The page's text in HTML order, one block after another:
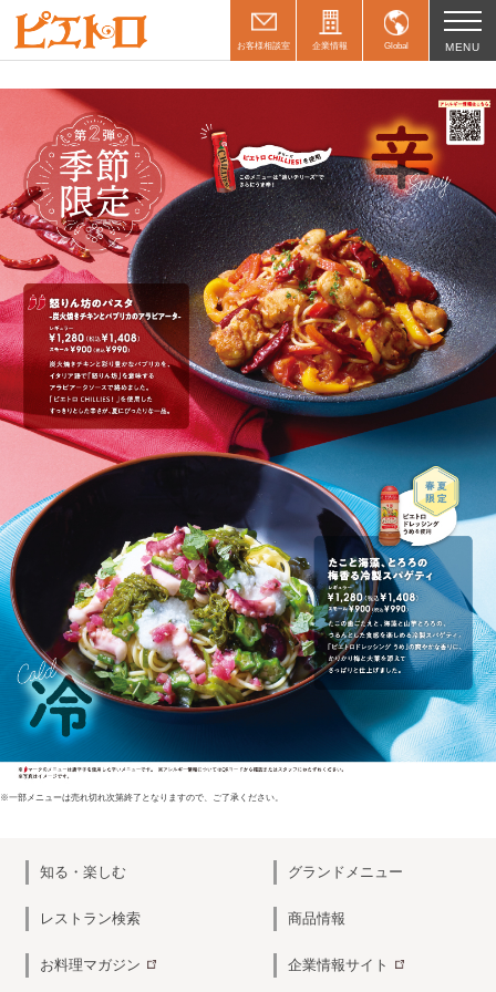
お客様相談室 企業情報 Global MENU
※一部メニューは売れ切れ次第終了となりますので、ご了承ください。
知る・楽しむ グランドメニュー
レストラン検索 商品情報
お料理マガジン 企業情報サイト